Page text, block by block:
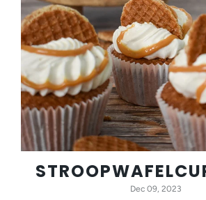
Dec 09, 2023